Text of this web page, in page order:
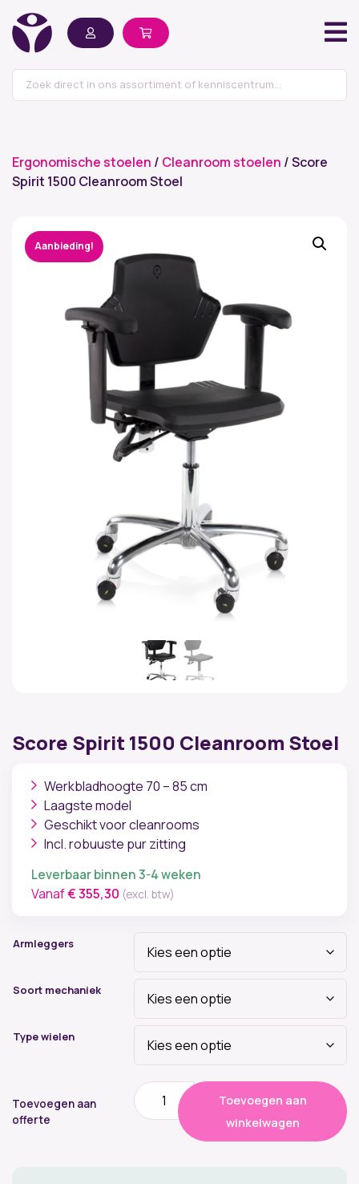
Ergonomische stoelen / Cleanroom stoelen / Score
Spirit 1500 Cleanroom Stoel
Aanbieding!
Score Spirit 1500 Cleanroom Stoel
Werkbladhoogte 70 – 85 cm
Laagste model
Geschikt voor cleanrooms
Incl. robuuste pur zitting
Leverbaar binnen 3-4 weken
Vanaf€355,30 (excl. btw)
Armleggers
Soort mechaniek
Type wielen
Toevoegen aan
offerte
Score
Spirit
1500
Cleanroom
Toevoegen aan
winkelwagen